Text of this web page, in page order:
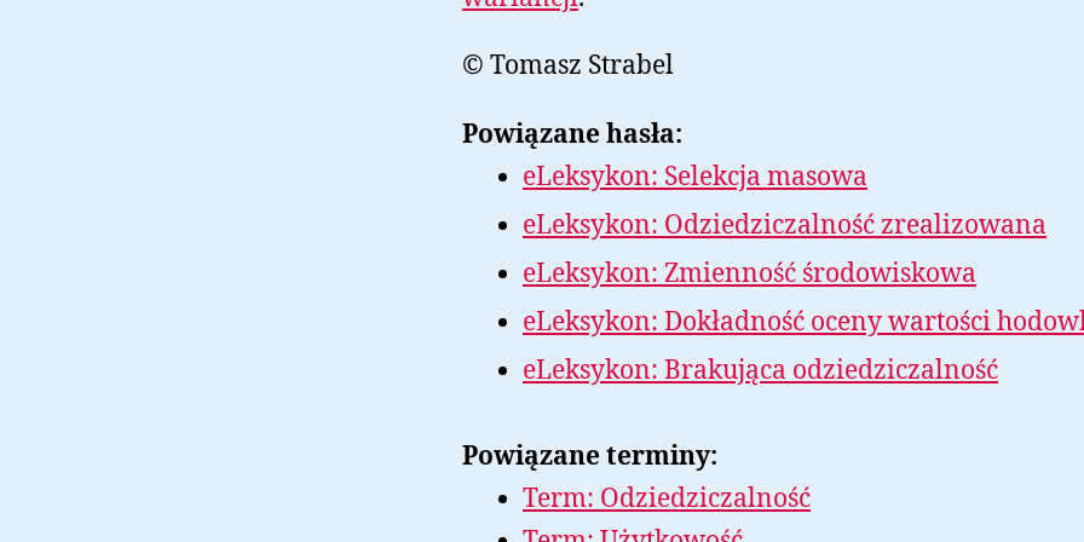
© Tomasz Strabel
Powiązane hasła:
eLeksykon: Selekcja masowa
eLeksykon: Odziedziczalność zrealizowana
eLeksykon: Zmienność środowiskowa
eLeksykon: Dokładność oceny wartości
eLeksykon: Brakująca odziedziczalność
Powiązane terminy:
Term: Odziedziczalność